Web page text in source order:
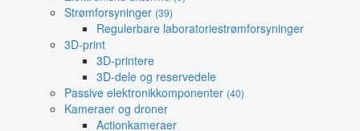
Strømforsyninger (39)
Regulerbare laboratoriestrømforsyninger
3D-print
3D-printere
3D-dele og reservedele
Passive elektronikkomponenter (40)
Kameraer og droner
Actionkameraer